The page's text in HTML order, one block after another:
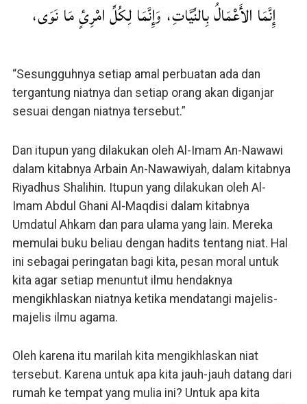
إِنَّمَا الأَعْمَالُ بِالنِّيَّاتِ، وَإِنَّمَا لِكُلِّ امْرِئٍ مَا نَوَى،
“Sesungguhnya setiap amal perbuatan ada dan
tergantung niatnya dan setiap orang akan diganjar
sesuai dengan niatnya tersebut.”
Dan itupun yang dilakukan oleh Al-Imam An-Nawawi
dalam kitabnya Arbain An-Nawawiyah, dalam kitabnya
Riyadhus Shalihin. Itupun yang dilakukan oleh Al-
Imam Abdul Ghani Al-Maqdisi dalam kitabnya
Umdatul Ahkam dan para ulama yang lain. Mereka
memulai buku beliau dengan hadits tentang niat. Hal
ini sebagai peringatan bagi kita, pesan moral untuk
kita agar setiap menuntut ilmu hendaknya
mengikhlaskan niatnya ketika mendatangi majelis-
majelis ilmu agama.
Oleh karena itu marilah kita mengikhlaskan niat
tersebut. Karena untuk apa kita jauh-jauh datang dari
rumah ke tempat yang mulia ini? Untuk apa kita